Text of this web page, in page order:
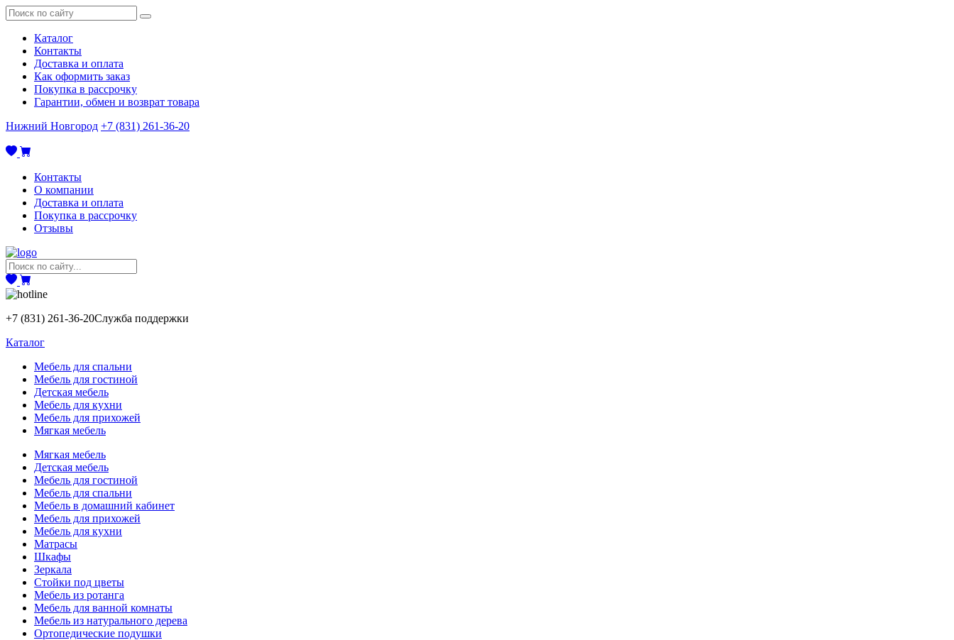
Каталог
Контакты
Доставка и оплата
Как оформить заказ
Покупка в рассрочку
Гарантии, обмен и возврат товара
Нижний Новгород +7 (831) 261-36-20
Контакты
О компании
Доставка и оплата
Покупка в рассрочку
Отзывы
+7 (831) 261-36-20Служба поддержки
Каталог
Мебель для спальни
Мебель для гостиной
Детская мебель
Мебель для кухни
Мебель для прихожей
Мягкая мебель
Мягкая мебель
Детская мебель
Мебель для гостиной
Мебель для спальни
Мебель в домашний кабинет
Мебель для прихожей
Мебель для кухни
Матрасы
Шкафы
Зеркала
Стойки под цветы
Мебель из ротанга
Мебель для ванной комнаты
Мебель из натурального дерева
Ортопедические подушки